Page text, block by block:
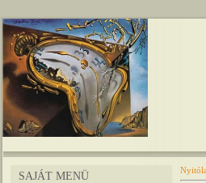
SAJÁT MENÜ